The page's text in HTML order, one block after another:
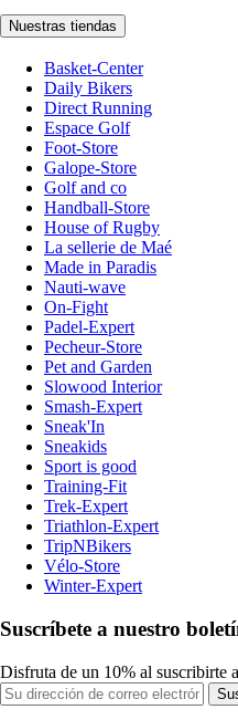
Nuestras tiendas
Basket-Center
Daily Bikers
Direct Running
Espace Golf
Foot-Store
Galope-Store
Golf and co
Handball-Store
House of Rugby
La sellerie de Maé
Made in Paradis
Nauti-wave
On-Fight
Padel-Expert
Pecheur-Store
Pet and Garden
Slowood Interior
Smash-Expert
Sneak'In
Sneakids
Sport is good
Training-Fit
Trek-Expert
Triathlon-Expert
TripNBikers
Vélo-Store
Winter-Expert
Suscríbete a nuestro
Disfruta de un 10% al suscribirte